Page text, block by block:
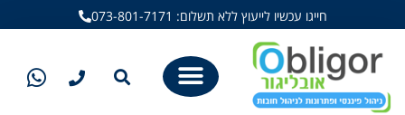
חייגו עכשיו לייעוץ ללא תשלום: 073-801-7171